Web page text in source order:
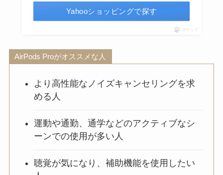
Yahooショッピングで探す
ポチップ
AirPods Proがオススメな人
より高性能なノイズキャンセリングを求
める人
運動や通勤、通学などのアクティブなシ
ーンでの使用が多い人
聴覚が気になり、補助機能を使用したい